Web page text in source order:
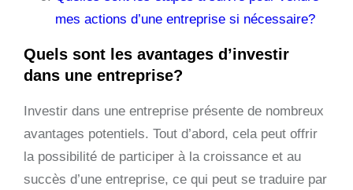
mes actions d’une entreprise si nécessaire?
Quels sont les avantages d’investir
dans une entreprise?
Investir dans une entreprise présente de nombreux
avantages potentiels. Tout d’abord, cela peut offrir
la possibilité de participer à la croissance et au
succès d’une entreprise, ce qui peut se traduire par